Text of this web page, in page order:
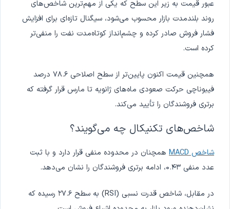
عبور قیمت به زیر این سطح که یکی از مهم‌ترین شاخص‌های
روند بلندمدت بازار محسوب می‌شود، سیگنال تازه‌ای برای افزایش
فشار فروش صادر کرده و چشم‌انداز کوتاه‌مدت نفت را منفی‌تر
کرده است.
همچنین قیمت اکنون پایین‌تر از سطح اصلاحی ۷۸.۶ درصد
فیبوناچی حرکت صعودی ماه‌های ژانویه تا مارس قرار گرفته که
برتری فروشندگان را تأیید می‌کند.
شاخص‌های تکنیکال چه می‌گویند؟
شاخص MACD
همچنان در محدوده منفی قرار دارد و با ثبت
عدد منفی ۰.۴۳، ادامه برتری فروشندگان را نشان می‌دهد.
در مقابل، شاخص قدرت نسبی (RSI) به سطح ۲۷.۶ رسیده که